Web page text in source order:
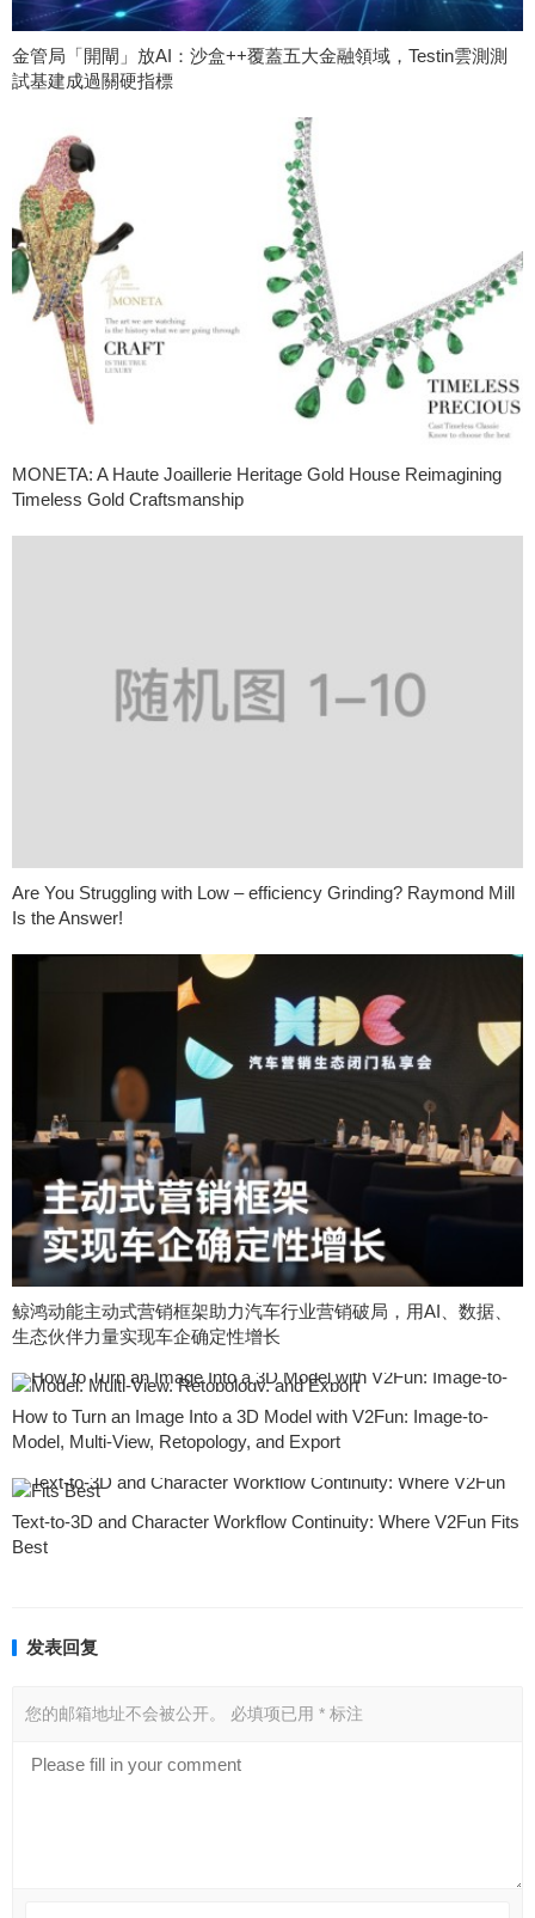
金管局「開閘」放AI：沙盒++覆蓋五大金融領域，Testin雲測測
試基建成過關硬指標
MONETA: A Haute Joaillerie Heritage Gold House Reimagining
Timeless Gold Craftsmanship
Are You Struggling with Low – efficiency Grinding? Raymond Mill
Is the Answer!
鲸鸿动能主动式营销框架助力汽车行业营销破局，用AI、数据、
生态伙伴力量实现车企确定性增长
How to Turn an Image Into a 3D Model with V2Fun: Image-to-
Model, Multi-View, Retopology, and Export
Text-to-3D and Character Workflow Continuity: Where V2Fun Fits
Best
发表回复
您的邮箱地址不会被公开。 必填项已用 * 标注